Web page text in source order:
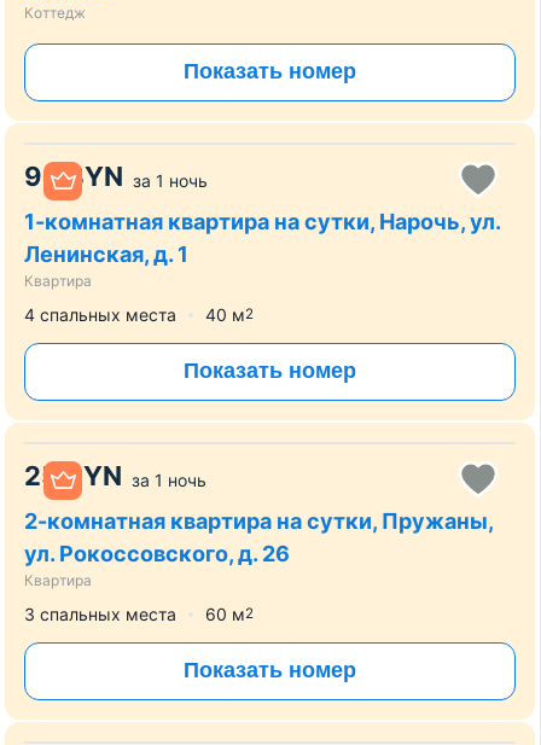
Коттедж
Показать номер
95 BYN за 1 ночь
1-комнатная квартира на сутки, Нарочь, ул.
Ленинская, д. 1
Квартира
4 спальных места 40 м2
Показать номер
25 BYN за 1 ночь
2-комнатная квартира на сутки, Пружаны,
ул. Рокоссовского, д. 26
Квартира
3 спальных места 60 м2
Показать номер